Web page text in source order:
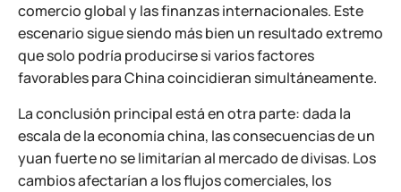
comercio global y las finanzas internacionales. Este
escenario sigue siendo más bien un resultado extremo
que solo podría producirse si varios factores
favorables para China coincidieran simultáneamente.
La conclusión principal está en otra parte: dada la
escala de la economía china, las consecuencias de un
yuan fuerte no se limitarían al mercado de divisas. Los
cambios afectarían a los flujos comerciales, los